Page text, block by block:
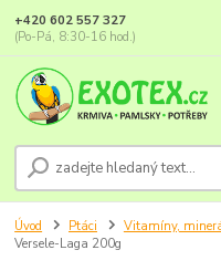
+420 602 557 327
(Po-Pá, 8:30-16 hod.)
Úvod Ptáci Vitamíny,
Versele-Laga 200g